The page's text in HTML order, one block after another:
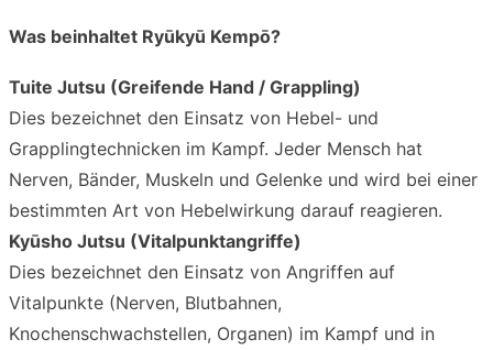
Was beinhaltet Ryūkyū Kempō?
Tuite Jutsu (Greifende Hand / Grappling)
Dies bezeichnet den Einsatz von Hebel- und
Grapplingtechnicken im Kampf. Jeder Mensch hat
Nerven, Bänder, Muskeln und Gelenke und wird bei einer
bestimmten Art von Hebelwirkung darauf reagieren.
Kyūsho Jutsu (Vitalpunktangriffe)
Dies bezeichnet den Einsatz von Angriffen auf
Vitalpunkte (Nerven, Blutbahnen,
Knochenschwachstellen, Organen) im Kampf und in